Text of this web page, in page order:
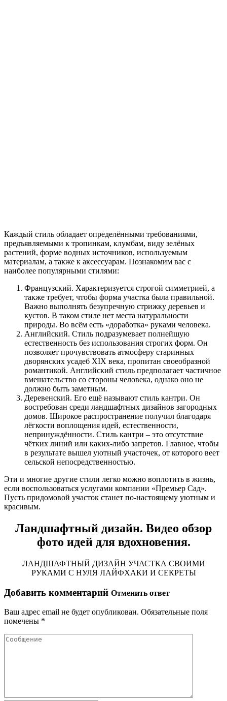
Каждый стиль обладает определёнными требованиями,
предъявляемыми к тропинкам, клумбам, виду зелёных
растений, форме водных источников, используемым
материалам, а также к аксессуарам. Познакомим вас с
наиболее популярными стилями:
Французский. Характеризуется строгой симметрией, а
также требует, чтобы форма участка была правильной.
Важно выполнять безупречную стрижку деревьев и
кустов. В таком стиле нет места натуральности
природы. Во всём есть «доработка» руками человека.
Английский. Стиль подразумевает полнейшую
естественность без использования строгих форм. Он
позволяет прочувствовать атмосферу старинных
дворянских усадеб XIX века, пропитан своеобразной
романтикой. Английский стиль предполагает частичное
вмешательство со стороны человека, однако оно не
должно быть заметным.
Деревенский. Его ещё называют стиль кантри. Он
востребован среди ландшафтных дизайнов загородных
домов. Широкое распространение получил благодаря
лёгкости воплощения идей, естественности,
непринуждённости. Стиль кантри – это отсутствие
чётких линий или каких-либо запретов. Главное, чтобы
в результате вышел уютный участочек, от которого веет
сельской непосредственностью.
Эти и многие другие стили легко можно воплотить в жизнь,
если воспользоваться услугами компании «Премьер Сад».
Пусть придомовой участок станет по-настоящему уютным и
красивым.
Ландшафтный дизайн. Видео обзор
фото идей для вдохновения.
ЛАНДШАФТНЫЙ ДИЗАЙН УЧАСТКА СВОИМИ
РУКАМИ С НУЛЯ ЛАЙФХАКИ И СЕКРЕТЫ
Добавить комментарий Отменить ответ
Ваш адрес email не будет опубликован. Обязательные поля
помечены *